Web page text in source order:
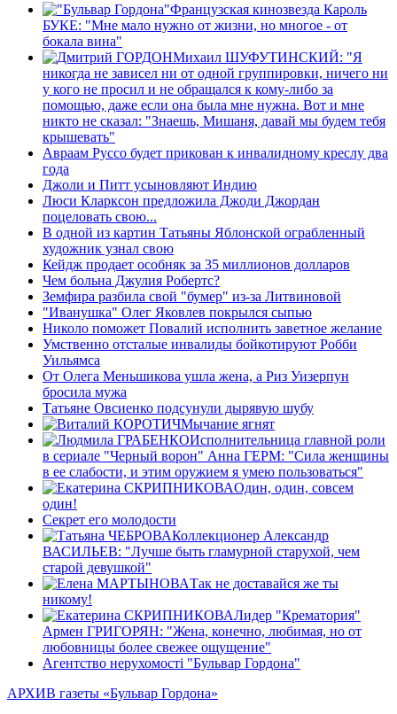
Французская кинозвезда Кароль
БУКЕ: "Мне мало нужно от жизни, но многое - от
бокала вина"
Михаил ШУФУТИНСКИЙ: "Я
никогда не зависел ни от одной группировки, ничего ни
у кого не просил и не обращался к кому-либо за
помощью, даже если она была мне нужна. Вот и мне
никто не сказал: "Знаешь, Мишаня, давай мы будем тебя
крышевать"
Авраам Руссо будет прикован к инвалидному креслу два
года
Джоли и Питт усыновляют Индию
Люси Кларксон предложила Джоди Джордан
поцеловать свою...
В одной из картин Татьяны Яблонской ограбленный
художник узнал свою
Кейдж продает особняк за 35 миллионов долларов
Чем больна Джулия Робертс?
Земфира разбила свой "бумер" из-за Литвиновой
"Иванушка" Олег Яковлев покрылся сыпью
Николо поможет Повалий исполнить заветное желание
Умственно отсталые инвалиды бойкотируют Робби
Уильямса
От Олега Меньшикова ушла жена, а Риз Уизерпун
бросила мужа
Татьяне Овсиенко подсунули дырявую шубу
Мычание ягнят
Исполнительница главной роли
в сериале "Черный ворон" Анна ГЕРМ: "Сила женщины
в ее слабости, и этим оружием я умею пользоваться"
Один, один, совсем
один!
Секрет его молодости
Коллекционер Александр
ВАСИЛЬЕВ: "Лучше быть гламурной старухой, чем
старой девушкой"
Так не доставайся же ты
никому!
Лидер "Крематория"
Армен ГРИГОРЯН: "Жена, конечно, любимая, но от
любовницы более свежее ощущение"
Агентство нерухомості "Бульвар Гордона"
АРХИВ газеты «Бульвар Гордона»